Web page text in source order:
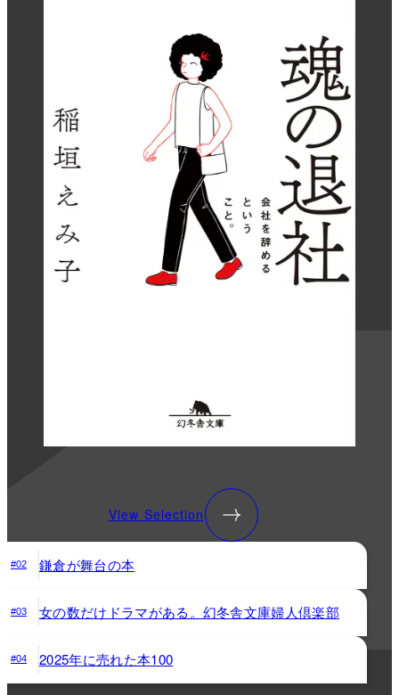
View Selection
#02 鎌倉が舞台の本
#03 女の数だけドラマがある。幻冬舎文庫婦人倶楽部
#04 2025年に売れた本100